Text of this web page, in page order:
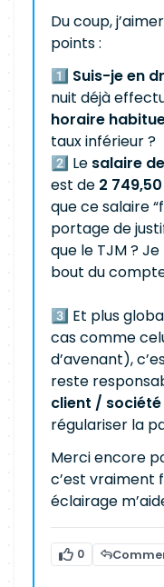
Du coup,
points :
1️⃣ Suis-je en
nuit déjà
horaire
taux inférieur ?
2️⃣ Le salaire
est de 2
que ce salaire
portage de
que le TJM ?
bout du
3️⃣ Et plus
cas comme
d’avenant),
reste
client /
régulariser la
Merci encore
c’est vraiment
éclairage
0